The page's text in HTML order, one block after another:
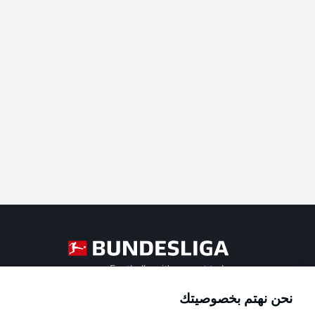
Football as it's meant to be
Official Partners
نحن نهتم بخصوصيتك